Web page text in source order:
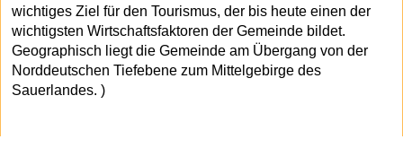
wichtiges Ziel für den Tourismus, der bis heute einen der
wichtigsten Wirtschaftsfaktoren der Gemeinde bildet.
Geographisch liegt die Gemeinde am Übergang von der
Norddeutschen Tiefebene zum Mittelgebirge des
Sauerlandes. )